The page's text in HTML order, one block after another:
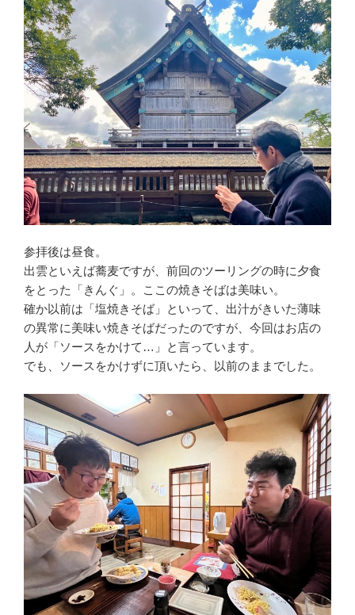
参拝後は昼食。
出雲といえば蕎麦ですが、前回のツーリングの時に夕食
をとった「きんぐ」。ここの焼きそばは美味い。
確か以前は「塩焼きそば」といって、出汁がきいた薄味
の異常に美味い焼きそばだったのですが、今回はお店の
人が「ソースをかけて…」と言っています。
でも、ソースをかけずに頂いたら、以前のままでした。